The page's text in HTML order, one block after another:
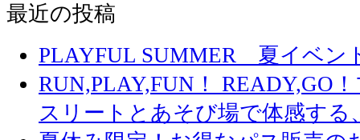
最近の投稿
PLAYFUL SUMMER 夏イベ
RUN,PLAY,FUN！ READY,GO
スリートとあそび場で体感する